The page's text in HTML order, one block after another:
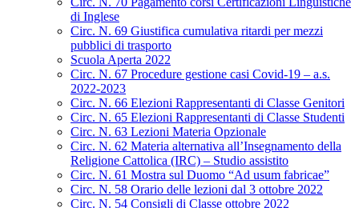
di Inglese
Circ. N. 69 Giustifica cumulativa ritardi per mezzi
pubblici di trasporto
Scuola Aperta 2022
Circ. N. 67 Procedure gestione casi Covid-19 – a.s.
2022-2023
Circ. N. 66 Elezioni Rappresentanti di Classe Genitori
Circ. N. 65 Elezioni Rappresentanti di Classe Studenti
Circ. N. 63 Lezioni Materia Opzionale
Circ. N. 62 Materia alternativa all’Insegnamento della
Religione Cattolica (IRC) – Studio assistito
Circ. N. 61 Mostra sul Duomo “Ad usum fabricae”
Circ. N. 58 Orario delle lezioni dal 3 ottobre 2022
Circ. N. 54 Consigli di Classe ottobre 2022